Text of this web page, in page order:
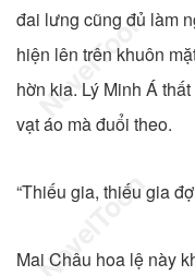
đai lưng cũng đủ làm
hiện lên trên khuôn
hờn kia. Lý Minh Á
vạt áo mà đuổi theo.
“Thiếu gia, thiếu gia
Mai Châu hoa lệ này